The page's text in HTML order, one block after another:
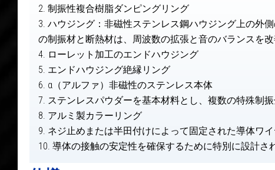
2. 制振性複合樹脂ダンピングリング
3. ハウジング：非磁性ステンレス鋼ハウジング上の外
の制振材と断熱材は、周波数の拡張と音のバランスを改
4. ローレット加工のエンドハウジング
5. エンドハウジング絶縁リング
6. α（アルファ）非磁性のステンレス本体
7. ステンレスパウダーを基本材料とし、複数の特殊制振
8. アルミ製カラーリング
9. ネジ止めまたは半田付けによって固定された導体ワ
10. 導体の接触の安定性を確保するために特別に設計さ